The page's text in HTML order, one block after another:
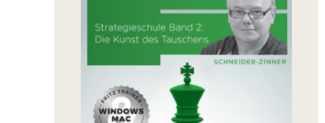
New
Products
Authors
Openings
Contact
T
&